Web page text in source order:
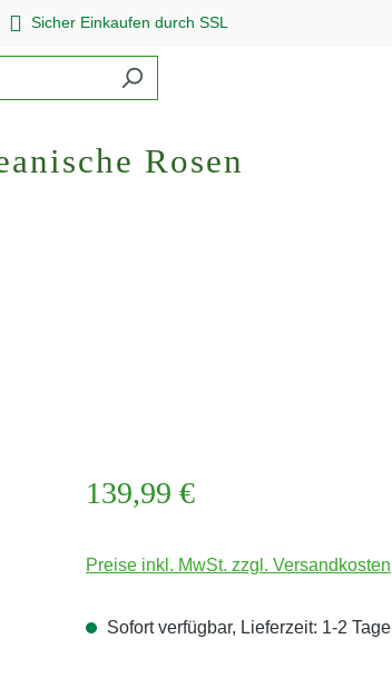
Sicher Einkaufen durch SSL
Rosen
Regulärer Preis:
139,99 €
Preise inkl. MwSt. zzgl. Versandkosten
Sofort verfügbar, Lieferzeit: 1-2 Tage